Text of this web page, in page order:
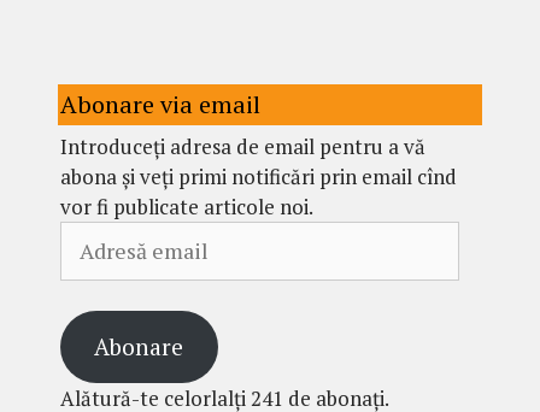
Abonare via email
Introduceți adresa de email pentru a vă
abona și veți primi notificări prin email cînd
vor fi publicate articole noi.
email
Abonare
Alătură-te celorlalți 241 de abonați.